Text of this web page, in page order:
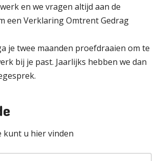
en we vragen altijd aan de
een Verklaring Omtrent Gedrag
je twee maanden proefdraaien om te
bij je past. Jaarlijks hebben we dan
kunt u hier vinden